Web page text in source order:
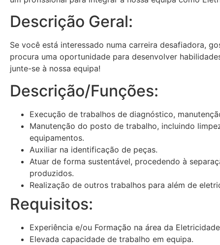
Descrição Geral:
Se você está interessado numa carreira desafiadora,
procura uma oportunidade para desenvolver
junte-se à nossa equipa!
Descrição/Funções:
Execução de trabalhos de diagnóstico,
Manutenção do posto de trabalho, incluindo
equipamentos.
Auxiliar na identificação de peças.
Atuar de forma sustentável, procedendo à
produzidos.
Realização de outros trabalhos para além de
Requisitos:
Experiência e/ou Formação na área da
Elevada capacidade de trabalho em equipa.